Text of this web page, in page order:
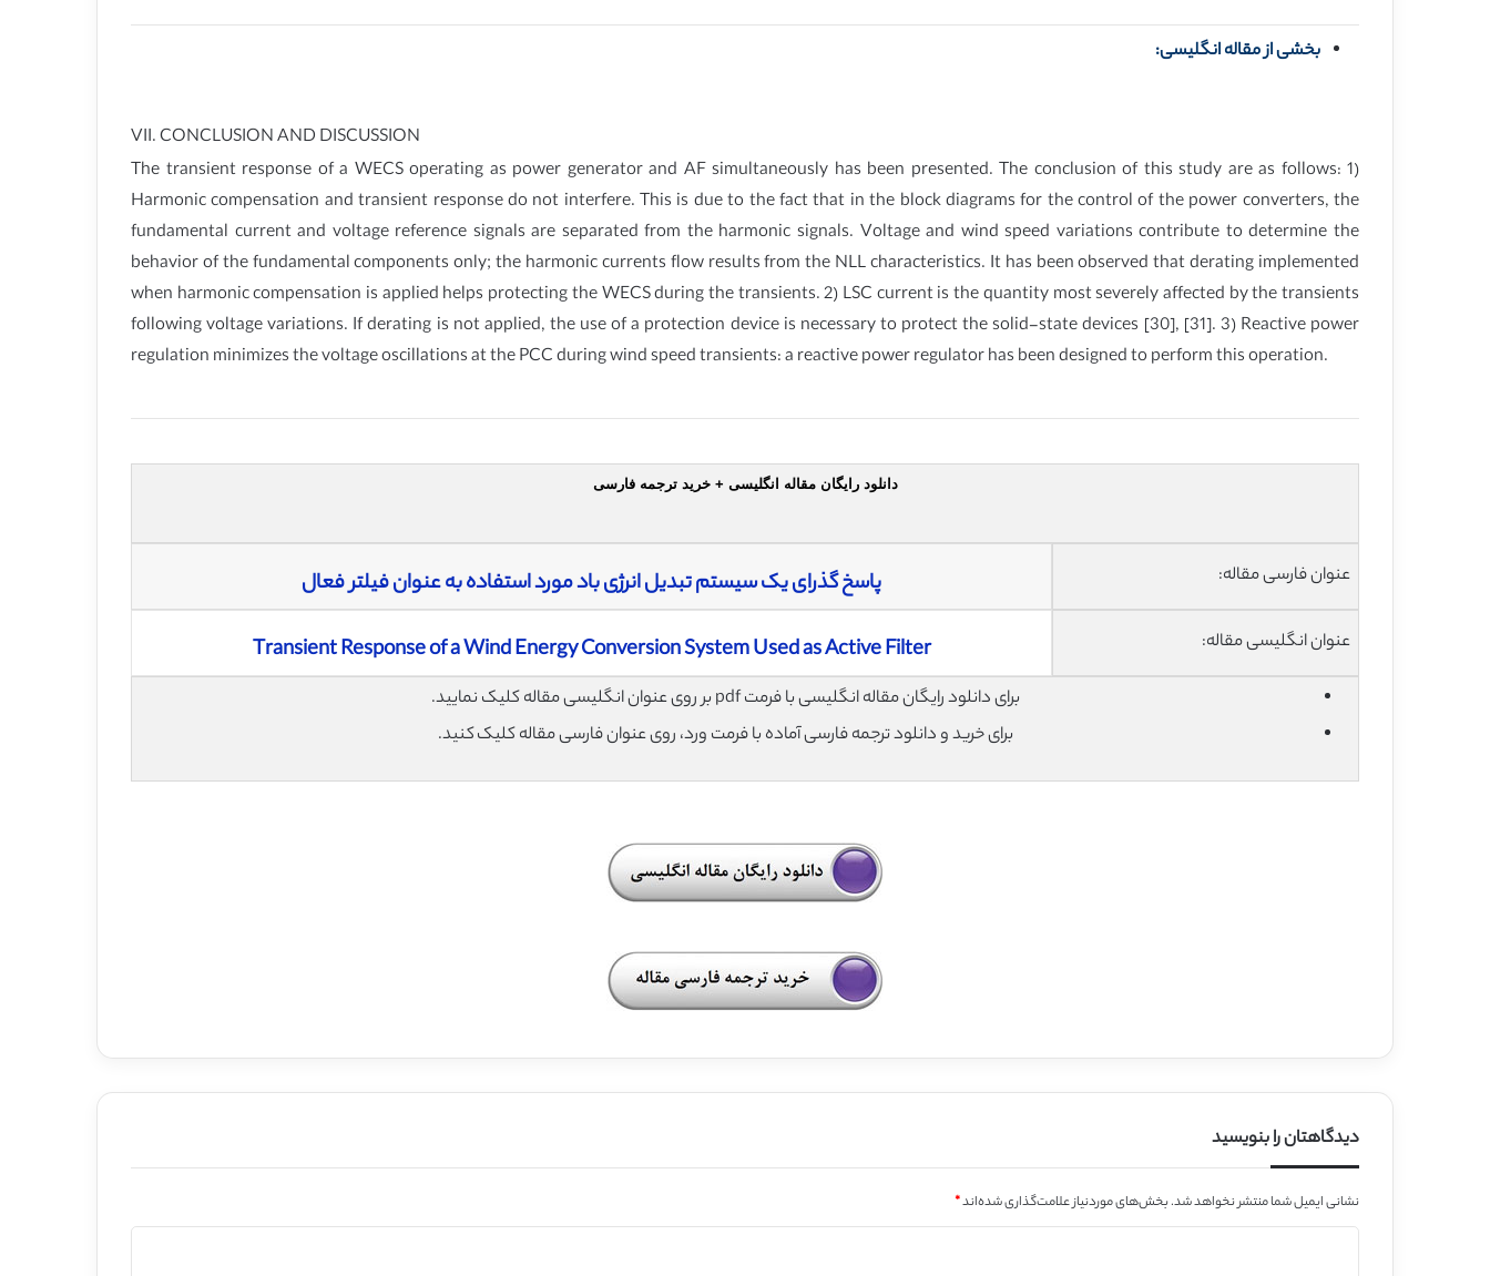
بخشی از مقاله انگلیسی:
VII. CONCLUSION AND DISCUSSION
The transient response of a WECS operating as power generator and AF simultaneously has been presented. The conclusion of this study are as follows: 1)
Harmonic compensation and transient response do not interfere. This is due to the fact that in the block diagrams for the control of the power converters, the
fundamental current and voltage reference signals are separated from the harmonic signals. Voltage and wind speed variations contribute to determine the
behavior of the fundamental components only; the harmonic currents flow results from the NLL characteristics. It has been observed that derating implemented
when harmonic compensation is applied helps protecting the WECS during the transients. 2) LSC current is the quantity most severely affected by the transients
following voltage variations. If derating is not applied, the use of a protection device is necessary to protect the solid-state devices [30], [31]. 3) Reactive power
regulation minimizes the voltage oscillations at the PCC during wind speed transients: a reactive power regulator has been designed to perform this operation.
دانلود رایگان مقاله انگلیسی + خرید ترجمه فارسی
عنوان فارسی مقاله: پاسخ گذرای یک سیستم تبدیل انرژی باد مورد استفاده به عنوان فیلتر فعال
عنوان انگلیسی مقاله: Transient Response of a Wind Energy Conversion System Used as Active Filter
برای دانلود رایگان مقاله انگلیسی با فرمت pdf بر روی عنوان انگلیسی مقاله کلیک نمایید.
برای خرید و دانلود ترجمه فارسی آماده با فرمت ورد، روی عنوان فارسی مقاله کلیک کنید.
دیدگاهتان را بنویسید
نشانی ایمیل شما منتشر نخواهد شد.بخش‌های موردنیاز علامت‌گذاری شده‌اند*